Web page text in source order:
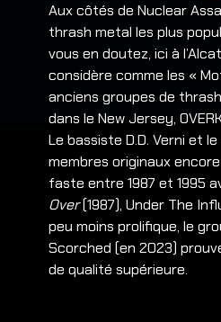
Aux côtés de Nuclear
thrash metal les plus
vous en doutez, ici à
considère comme les «
anciens groupes de
dans le New Jersey,
Le bassiste D.D. Verni et
membres originaux
faste entre 1987 et 1995
Over(1987), Under The
peu moins prolifique, le
Scorched (en 2023)
de qualité supérieure.